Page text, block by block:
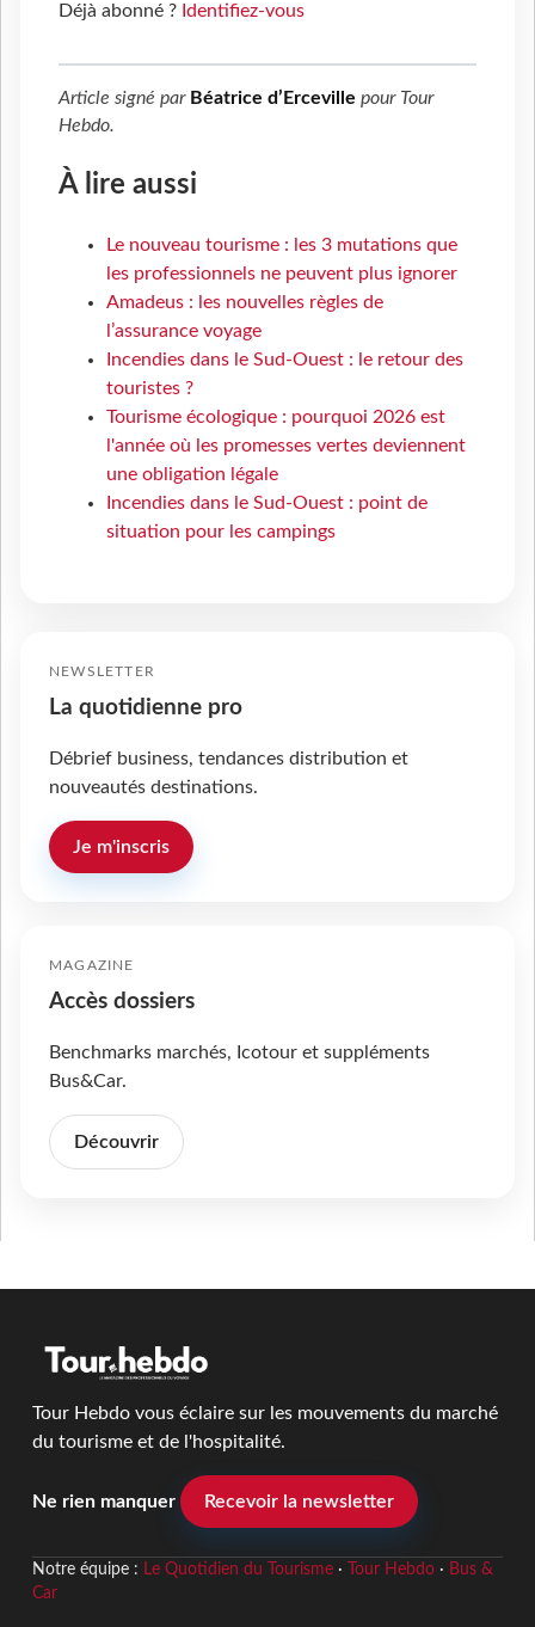
Déjà abonné ? Identifiez-vous
Article signé par Béatrice d’Erceville pour Tour
Hebdo.
À lire aussi
Le nouveau tourisme : les 3 mutations que
les professionnels ne peuvent plus ignorer
Amadeus : les nouvelles règles de
l’assurance voyage
Incendies dans le Sud-Ouest : le retour des
touristes ?
Tourisme écologique : pourquoi 2026 est
l'année où les promesses vertes deviennent
une obligation légale
Incendies dans le Sud-Ouest : point de
situation pour les campings
NEWSLETTER
La quotidienne pro
Débrief business, tendances distribution et
nouveautés destinations.
Je m'inscris
MAGAZINE
Accès dossiers
Benchmarks marchés, Icotour et suppléments
Bus&Car.
Découvrir
Tour Hebdo vous éclaire sur les mouvements du marché
du tourisme et de l'hospitalité.
Ne rien manquer Recevoir la newsletter
Notre équipe : Le Quotidien du Tourisme· Tour Hebdo· Bus &
Car